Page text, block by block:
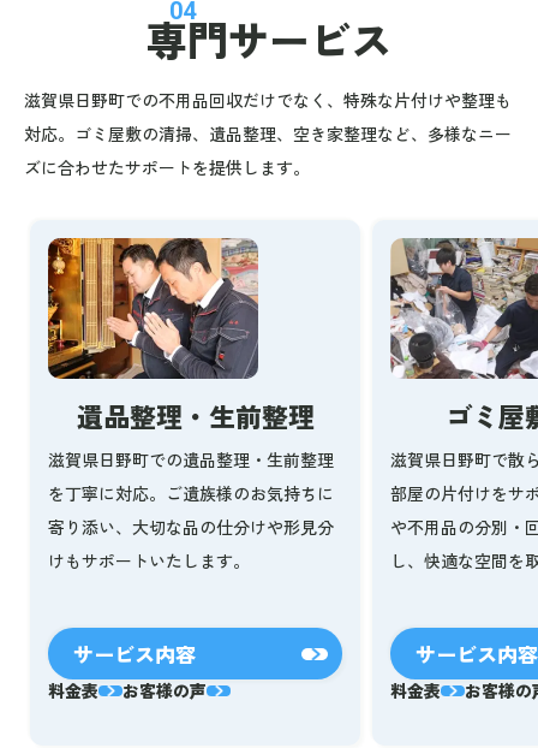
04
専門サービス
滋賀県日野町での不用品回収だけでなく、特殊な片付けや整理も
対応。ゴミ屋敷の清掃、遺品整理、空き家整理など、多様なニー
ズに合わせたサポートを提供します。
遺品整理・生前整理
滋賀県日野町での遺品整理・生前整理
を丁寧に対応。ご遺族様のお気持ちに
寄り添い、大切な品の仕分けや形見分
けもサポートいたします。
サービス内容
料金表 お客様の声
ゴミ屋
滋賀県日野町で散
部屋の片付けをサ
や不用品の分別・
し、快適な空間を
サービス内容
料金表 お客様の